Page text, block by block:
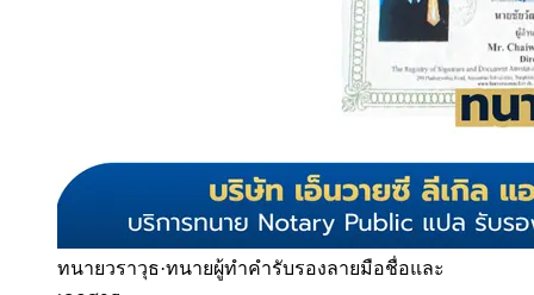
ทนายวราวุธ·ทนายผู้ทำคำรับรองลายมือชื่อและ